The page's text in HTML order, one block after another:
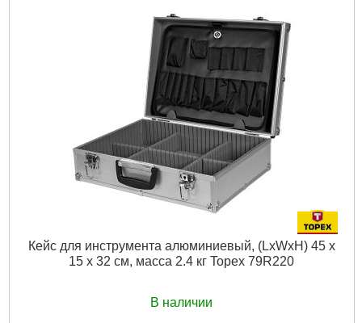
Кейс для инструмента алюминиевый, (LxWxH) 45 x
15 x 32 см, масса 2.4 кг Topex 79R220
В наличии